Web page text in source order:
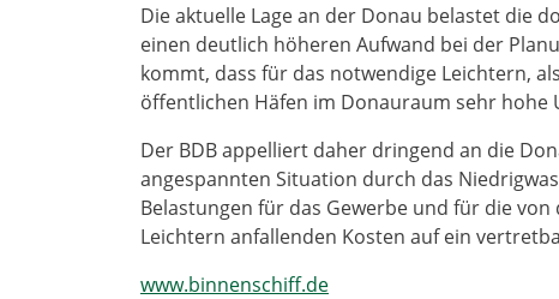
Die aktuelle Lage an der Donau belastet die
einen deutlich höheren Aufwand bei der
kommt, dass für das notwendige Leichtern,
öffentlichen Häfen im Donauraum sehr hohe
Der BDB appelliert daher dringend an die
angespannten Situation durch das
Belastungen für das Gewerbe und für die
Leichtern anfallenden Kosten auf ein
www.binnenschiff.de